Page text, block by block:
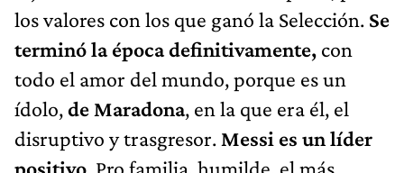
los valores con los que ganó la Selección. Se
terminó la época definitivamente, con
todo el amor del mundo, porque es un
ídolo,de Maradona, en la que era él, el
disruptivo y trasgresor. Messi es un líder
positivo. Pro familia, humilde, el más